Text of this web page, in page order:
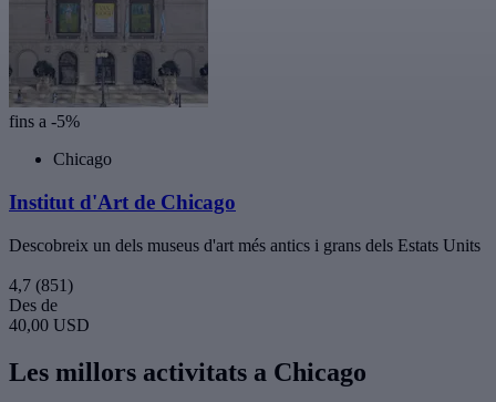
fins a -5%
Chicago
Institut d'Art de Chicago
Descobreix un dels museus d'art més antics i grans dels Estats Units
4,7 (851)
Des de
40,00 USD
Les millors activitats a Chicago